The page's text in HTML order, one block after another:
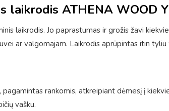
laikrodis ATHENA WOOD
laikrodis. Jo paprastumas ir grožis žavi
ar valgomajam. Laikrodis aprūpintas itin
pagamintas rankomis, atkreipiant dėmesį į
vašku.